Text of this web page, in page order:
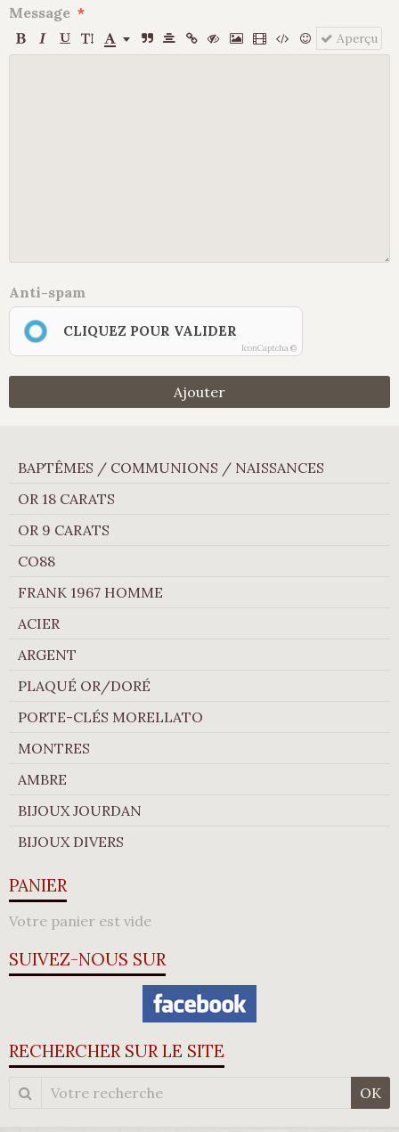
Message
Aperçu
Anti-spam
CLIQUEZ POUR VALIDER
IconCaptcha ©
Ajouter
BAPTÊMES / COMMUNIONS / NAISSANCES
OR 18 CARATS
OR 9 CARATS
CO88
FRANK 1967 HOMME
ACIER
ARGENT
PLAQUÉ OR/DORÉ
PORTE-CLÉS MORELLATO
MONTRES
AMBRE
BIJOUX JOURDAN
BIJOUX DIVERS
PANIER
Votre panier est vide
SUIVEZ-NOUS SUR
RECHERCHER SUR LE SITE
OK